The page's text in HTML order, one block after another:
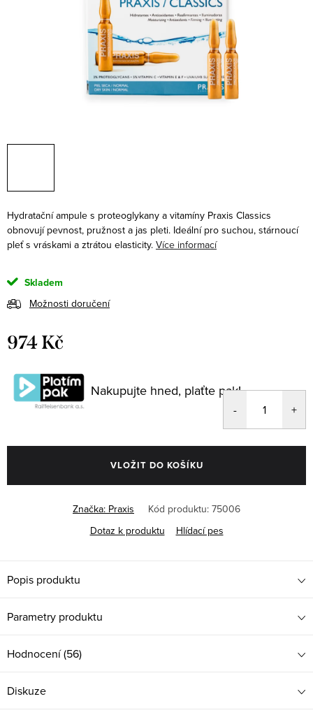
Hydratační ampule s proteoglykany a vitamíny Praxis Classics
obnovují pevnost, pružnost a jas pleti. Ideální pro suchou, stárnoucí
pleť s vráskami a ztrátou elasticity. Více informací
Skladem
Možnosti doručení
974 Kč
cena:
Nakupujte hned, plaťte pak!
VLOŽIT DO KOŠÍKU
Značka: Praxis Kód produktu: 75006
Dotaz k produktu
Hlídací pes
Popis produktu
Parametry produktu
Hodnocení (56)
Diskuze